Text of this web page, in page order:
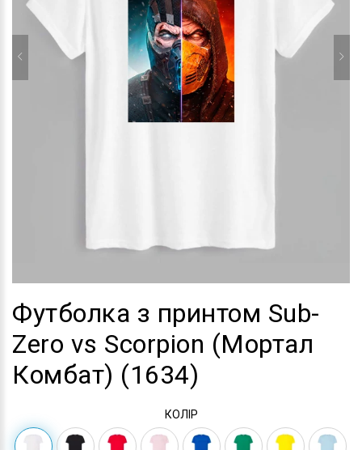
Футболка з принтом Sub-
Zero vs Scorpion (Мортал
Комбат) (1634)
КОЛІР